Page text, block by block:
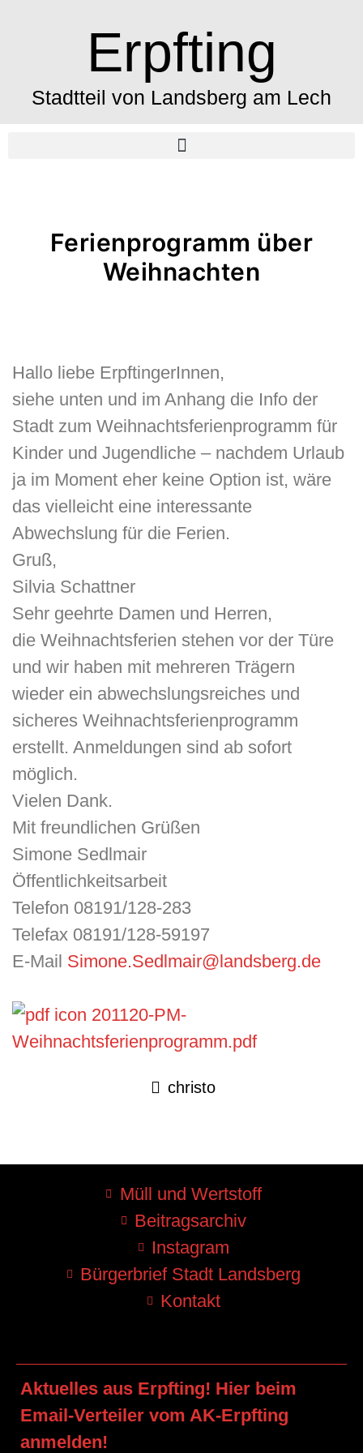
Erpfting
Stadtteil von Landsberg am Lech
Ferienprogramm über
Weihnachten
Hallo liebe ErpftingerInnen,
siehe unten und im Anhang die Info der
Stadt zum Weihnachtsferienprogramm für
Kinder und Jugendliche – nachdem Urlaub
ja im Moment eher keine Option ist, wäre
das vielleicht eine interessante
Abwechslung für die Ferien.
Gruß,
Silvia Schattner
Sehr geehrte Damen und Herren,
die Weihnachtsferien stehen vor der Türe
und wir haben mit mehreren Trägern
wieder ein abwechslungsreiches und
sicheres Weihnachtsferienprogramm
erstellt. Anmeldungen sind ab sofort
möglich.
Vielen Dank.
​Mit freundlichen Grüßen
Simone Sedlmair
Öffentlichkeitsarbeit
Telefon 08191/128-283
Telefax 08191/128-59197
E-Mail Simone.Sedlmair@landsberg.de
201120-PM-
Weihnachtsferienprogramm.pdf
christo
Müll und Wertstoff
Beitragsarchiv
Instagram
Bürgerbrief Stadt Landsberg
Kontakt
Aktuelles aus Erpfting! Hier beim
Email-Verteiler vom AK-Erpfting
anmelden!